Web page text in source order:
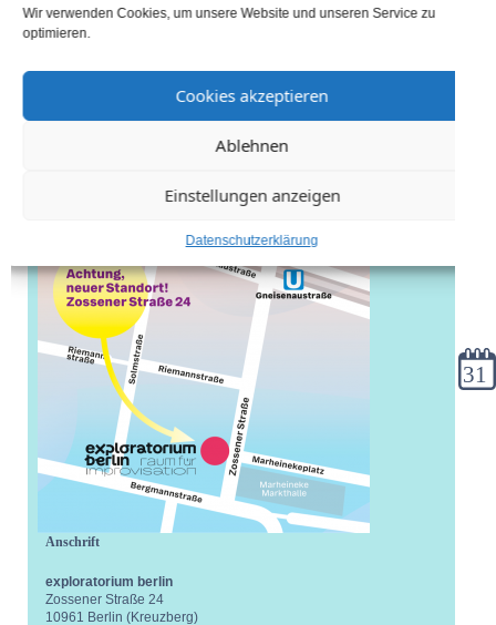
Wir verwenden Cookies, um unsere Website und unseren Service zu
optimieren.
Cookies akzeptieren
Ablehnen
Einstellungen anzeigen
Datenschutzerklärung
Anschrift
exploratorium berlin
Zossener Straße 24
10961 Berlin (Kreuzberg)